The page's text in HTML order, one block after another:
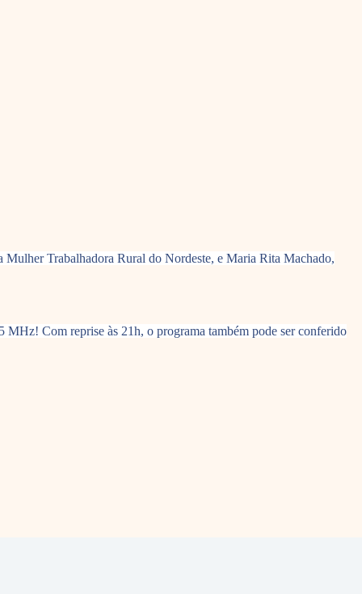
Trabalhadora Rural do Nordeste, e Maria Rita Machado,
Com reprise às 21h, o programa também pode ser conferido